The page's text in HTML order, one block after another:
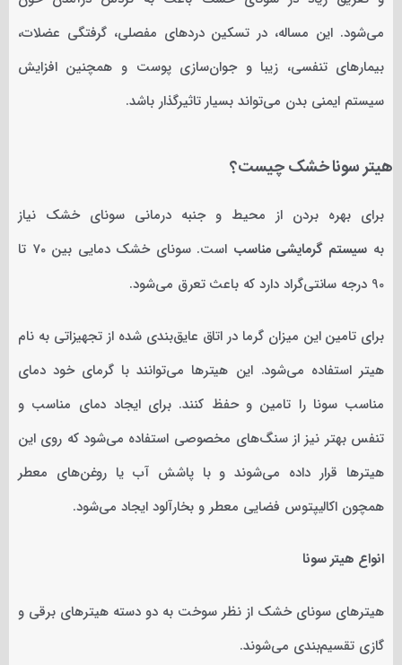
می‌شود. این مساله، در تسکین دردهای مفصلی، گرفتگی عضلات،
بیمارهای تنفسی، زیبا و جوان‌سازی پوست و همچنین افزایش
سیستم ایمنی بدن می‌تواند بسیار تاثیرگذار باشد.
هیتر سونا خشک چیست؟
برای بهره بردن از محیط و جنبه درمانی سونای خشک نیاز
به سیستم گرمایشی مناسب
است. سونای خشک دمایی بین 70 تا
90 درجه سانتی‌گراد دارد که باعث تعرق می‌شود.
برای تامین این میزان گرما در اتاق عایق‌بندی شده از تجهیزاتی به نام
هیتر استفاده می‌شود. این هیترها می‌توانند با گرمای خود دمای
مناسب سونا را تامین و حفظ کنند. برای ایجاد دمای مناسب و
تنفس بهتر نیز از سنگ‌های مخصوصی استفاده می‌شود که روی این
هیترها قرار داده می‌شوند و با پاشش آب یا روغن‌های معطر
همچون اکالیپتوس فضایی معطر و بخارآلود ایجاد می‌شود.
انواع هیتر سونا
هیترهای سونای خشک از نظر سوخت به دو دسته هیترهای برقی و
گازی تقسیم‌بندی می‌شوند.